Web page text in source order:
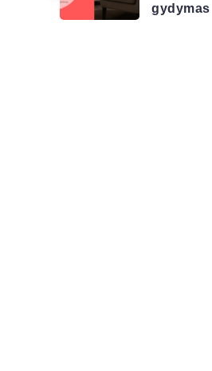
gydymas